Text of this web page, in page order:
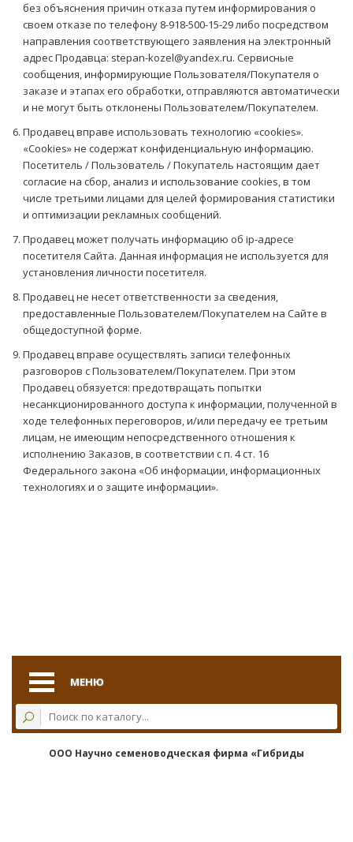
без объяснения причин отказа путем информирования о
своем отказе по телефону 8-918-500-15-29 либо посредством
направления соответствующего заявления на электронный
адрес Продавца: stepan-kozel@yandex.ru. Сервисные
сообщения, информирующие Пользователя/Покупателя о
заказе и этапах его обработки, отправляются автоматически
и не могут быть отклонены Пользователем/Покупателем.
Продавец вправе использовать технологию «cookies».
«Cookies» не содержат конфиденциальную информацию.
Посетитель / Пользователь / Покупатель настоящим дает
согласие на сбор, анализ и использование cookies, в том
числе третьими лицами для целей формирования статистики
и оптимизации рекламных сообщений.
Продавец может получать информацию об ip-адресе
посетителя Сайта. Данная информация не используется для
установления личности посетителя.
Продавец не несет ответственности за сведения,
предоставленные Пользователем/Покупателем на Сайте в
общедоступной форме.
Продавец вправе осуществлять записи телефонных
разговоров с Пользователем/Покупателем. При этом
Продавец обязуется: предотвращать попытки
несанкционированного доступа к информации, полученной в
ходе телефонных переговоров, и/или передачу ее третьим
лицам, не имеющим непосредственного отношения к
исполнению Заказов, в соответствии с п. 4 ст. 16
Федерального закона «Об информации, информационных
технологиях и о защите информации».
МЕНЮ
ООО Научно семеноводческая фирма «Гибриды